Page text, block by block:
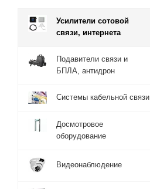
Усилители сотовой
связи, интернета
Подавители связи и
БПЛА, антидрон
Системы кабельной связи
Досмотровое
оборудование
Видеонаблюдение